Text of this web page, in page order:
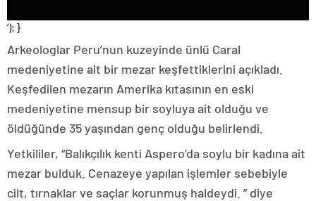
‘); }
Arkeologlar Peru’nun kuzeyinde ünlü Caral
medeniyetine ait bir mezar keşfettiklerini açıkladı.
Keşfedilen mezarın Amerika kıtasının en eski
medeniyetine mensup bir soyluya ait olduğu ve
öldüğünde 35 yaşından genç olduğu belirlendi.
Yetkililer, “Balıkçılık kenti Aspero’da soylu bir kadına ait
mezar bulduk. Cenazeye yapılan işlemler sebebiyle
cilt, tırnaklar ve saçlar korunmuş haldeydi. ” diye